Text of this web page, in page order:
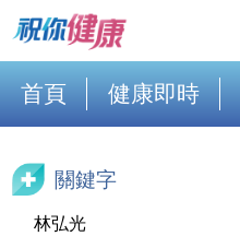
首頁 健康即時
關鍵字
林弘光